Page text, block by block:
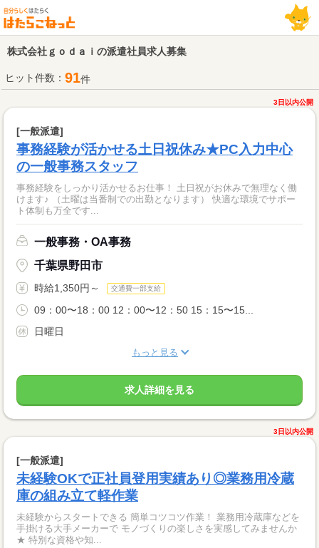
株式会社ｇｏｄａｉの派遣社員求人募集
ヒット件数： 91件
3日以内公開
[一般派遣]
事務経験が活かせる土日祝休み★PC入力中心
の一般事務スタッフ
事務経験をしっかり活かせるお仕事！ 土日祝がお休みで無理なく働
けます♪ （土曜は当番制での出勤となります） 快適な環境でサポー
ト体制も万全です...
一般事務・OA事務
千葉県野田市
時給1,350円～ 交通費一部支給
09：00〜18：00 12：00〜12：50 15：15〜15...
日曜日
もっと見る
求人詳細を見る
3日以内公開
[一般派遣]
未経験OKで正社員登用実績あり◎業務用冷蔵
庫の組み立て軽作業
未経験からスタートできる 簡単コツコツ作業！ 業務用冷蔵庫などを
手掛ける大手メーカーで モノづくりの楽しさを実感してみませんか
★ 特別な資格や知...